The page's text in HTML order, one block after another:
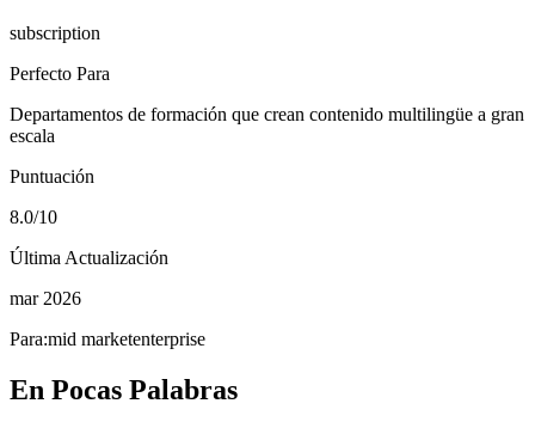
subscription
Perfecto Para
Departamentos de formación que crean contenido multilingüe a gran
escala
Puntuación
8.0/10
Última Actualización
mar 2026
Para:mid marketenterprise
En Pocas Palabras